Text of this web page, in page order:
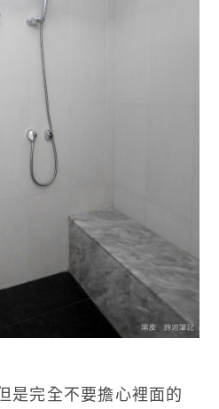
是完全不要擔心裡面的